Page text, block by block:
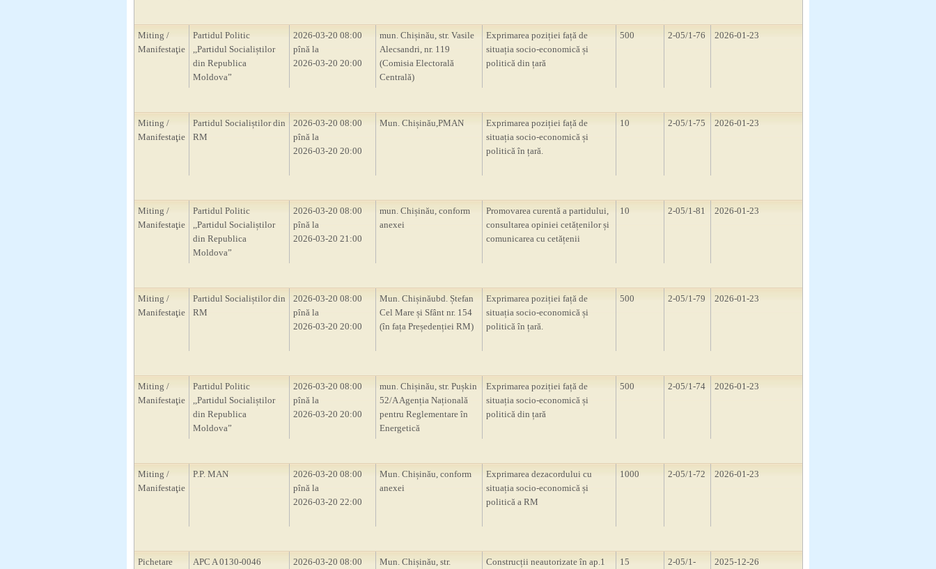
Miting /
Manifestaţie
Partidul Politic
,,Partidul Socialiștilor
din Republica
Moldova”
2026-03-20 08:00
pînă la
2026-03-20 20:00
mun. Chișinău, str. Vasile
Alecsandri, nr. 119
(Comisia Electorală
Centrală)
Exprimarea poziției față de
situația socio-economică și
politică din țară
500 2-05/1-76 2026-01-23
Miting /
Manifestaţie
Partidul Socialiștilor din
RM
2026-03-20 08:00
pînă la
2026-03-20 20:00
Mun. Chișinău,PMAN
Exprimarea poziției față de
situația socio-economică și
politică în țară.
10 2-05/1-75 2026-01-23
Miting /
Manifestaţie
Partidul Politic
,,Partidul Socialiștilor
din Republica
Moldova”
2026-03-20 08:00
pînă la
2026-03-20 21:00
mun. Chișinău, conform
anexei
Promovarea curentă a partidului,
consultarea opiniei cetățenilor și
comunicarea cu cetățenii
10 2-05/1-81 2026-01-23
Miting /
Manifestaţie
Partidul Socialiștilor din
RM
2026-03-20 08:00
pînă la
2026-03-20 20:00
Mun. Chișinăubd. Ștefan
Cel Mare și Sfânt nr. 154
(în fața Președenției RM)
Exprimarea poziției față de
situația socio-economică și
politică în țară.
500 2-05/1-79 2026-01-23
Miting /
Manifestaţie
Partidul Politic
,,Partidul Socialiștilor
din Republica
Moldova”
2026-03-20 08:00
pînă la
2026-03-20 20:00
mun. Chișinău, str. Pușkin
52/A Agenția Națională
pentru Reglementare în
Energetică
Exprimarea poziției față de
situația socio-economică și
politică din țară
500 2-05/1-74 2026-01-23
Miting /
Manifestaţie
P.P. MAN
2026-03-20 08:00
pînă la
2026-03-20 22:00
Mun. Chișinău, conform
anexei
Exprimarea dezacordului cu
situația socio-economică și
politică a RM
1000 2-05/1-72 2026-01-23
Pichetare APC A 0130-0046
2026-03-20 08:00
Mun. Chișinău, str.
Construcții neautorizate în ap.1
15
2-05/1-
2025-12-26